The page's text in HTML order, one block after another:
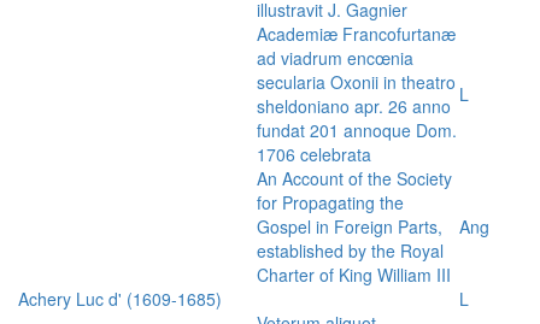
illustravit J. Gagnier
Academiæ Francofurtanæ
ad viadrum encœnia
secularia Oxonii in theatro
sheldoniano apr. 26 anno
fundat 201 annoque Dom.
1706 celebrata
L
An Account of the Society
for Propagating the
Gospel in Foreign Parts,
established by the Royal
Charter of King William III
Ang
Achery Luc d' (1609-1685) L